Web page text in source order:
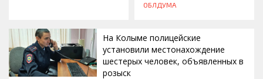
ОБЛДУМА
На Колыме полицейские
установили местонахождение
шестерых человек, объявленных в
розыск